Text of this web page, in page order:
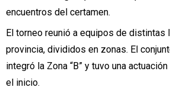
encuentros del certamen.
El torneo reunió a equipos de distintas
provincia, divididos en zonas. El
integró la Zona “B” y tuvo una
el inicio.